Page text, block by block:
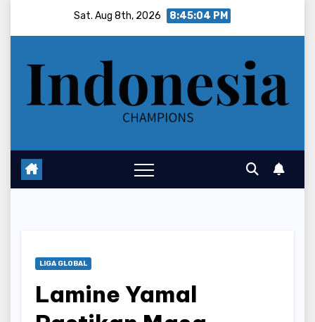
Sat. Aug 8th, 2026 8:45:05 PM
LIGA GLOBAL
Lamine Yamal